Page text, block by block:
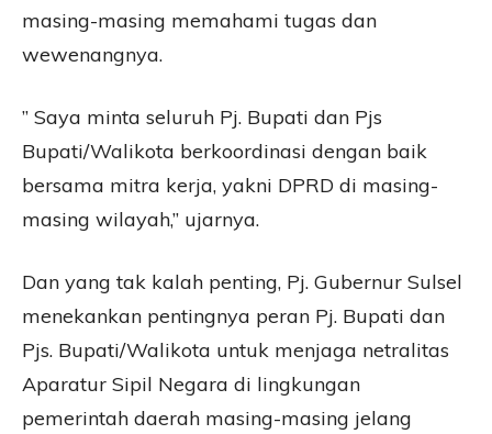
masing-masing memahami tugas dan
wewenangnya.
” Saya minta seluruh Pj. Bupati dan Pjs
Bupati/Walikota berkoordinasi dengan baik
bersama mitra kerja, yakni DPRD di masing-
masing wilayah,” ujarnya.
Dan yang tak kalah penting, Pj. Gubernur Sulsel
menekankan pentingnya peran Pj. Bupati dan
Pjs. Bupati/Walikota untuk menjaga netralitas
Aparatur Sipil Negara di lingkungan
pemerintah daerah masing-masing jelang